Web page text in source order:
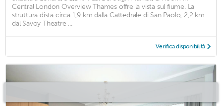
Central London Overview Thames offre la vista sul fiume. La
struttura dista circa 1,9 km dalla Cattedrale di San Paolo, 2,2 km
dal Savoy Theatre ...
Verifica disponibilità